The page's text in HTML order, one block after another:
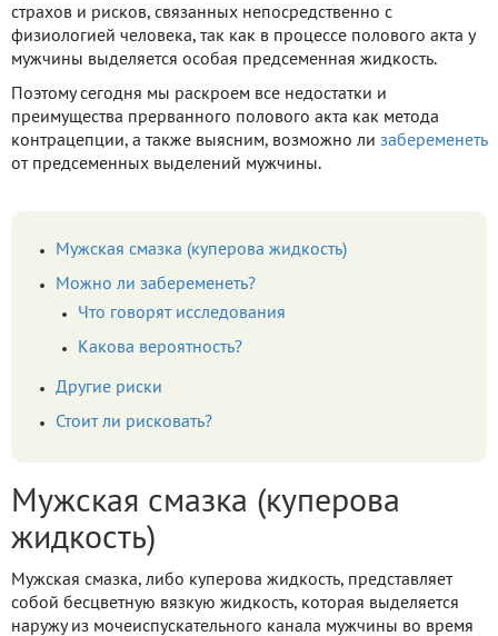
страхов и рисков, связанных непосредственно с
физиологией человека, так как в процессе полового акта у
мужчины выделяется особая предсеменная жидкость.
Поэтому сегодня мы раскроем все недостатки и
преимущества прерванного полового акта как метода
контрацепции, а также выясним, возможно ли забеременеть
от предсеменных выделений мужчины.
Мужская смазка (куперова жидкость)
Можно ли забеременеть?
Что говорят исследования
Какова вероятность?
Другие риски
Стоит ли рисковать?
Мужская смазка (куперова
жидкость)
Мужская смазка, либо куперова жидкость, представляет
собой бесцветную вязкую жидкость, которая выделяется
наружу из мочеиспускательного канала мужчины во время